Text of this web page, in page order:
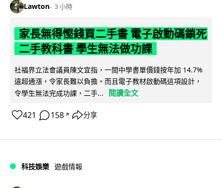
Lawton 3 小時
家長無得慳錢買二手書 電子啟動碼鎖死
二手教科書 學生無法做功課
社福界立法會議員陳文宜指，一間中學書單價錢按年加 14.7%
遠超通漲，令家長難以負擔。而且電子教材啟動碼這項設計，
令學生無法完成功課，二手...
閱讀全文
421 158 ↗ 分享
科技娛樂 遊戲情報